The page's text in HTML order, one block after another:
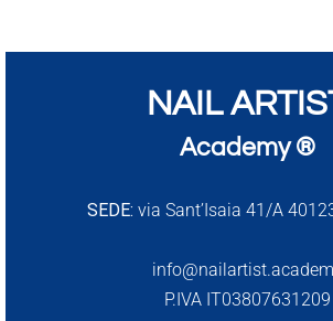
NAIL
Academy ®
SEDE: via Sant’Isaia 41/A
P.IVA IT03807631209